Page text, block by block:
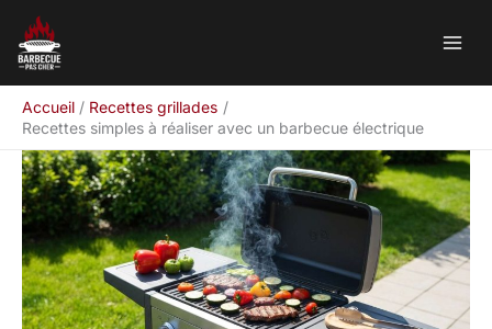
contenu
Accueil
Recettes grillades
Recettes simples à réaliser avec un barbecue électrique
Rechercher